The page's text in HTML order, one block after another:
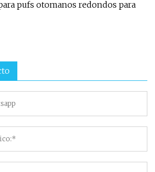
pufs otomanos redondos para